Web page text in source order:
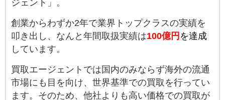
ジェント」。
創業からわずか2年で業界トップクラスの実績を
叩き出し、なんと年間取扱実績は100億円 を達成
しています。
買取エージェントでは国内のみならず海外の流通
市場にも目を向け、世界基準での買取を行ってい
ます。そのため、他社よりも高い価格での買取が